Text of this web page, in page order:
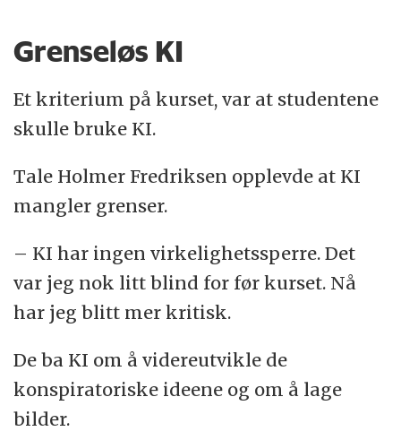
Grenseløs KI
Et kriterium på kurset, var at studentene
skulle bruke KI.
Tale Holmer Fredriksen opplevde at KI
mangler grenser.
– KI har ingen virkelighetssperre. Det
var jeg nok litt blind for før kurset. Nå
har jeg blitt mer kritisk.
De ba KI om å videreutvikle de
konspiratoriske ideene og om å lage
bilder.